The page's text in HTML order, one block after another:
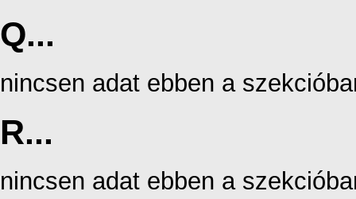
Q...
nincsen adat ebben a
R...
nincsen adat ebben a